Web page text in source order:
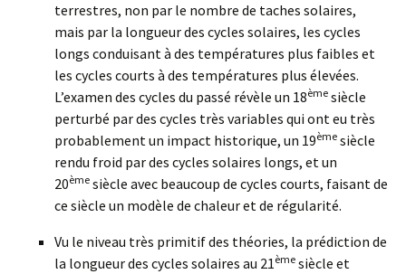
terrestres, non par le nombre de taches solaires,
mais par la longueur des cycles solaires, les cycles
longs conduisant à des températures plus faibles et
les cycles courts à des températures plus élevées.
L’examen des cycles du passé révèle un 18ème siècle
perturbé par des cycles très variables qui ont eu très
probablement un impact historique, un 19ème siècle
rendu froid par des cycles solaires longs, et un
20ème siècle avec beaucoup de cycles courts, faisant de
ce siècle un modèle de chaleur et de régularité.
Vu le niveau très primitif des théories, la prédiction de
la longueur des cycles solaires au 21ème siècle et